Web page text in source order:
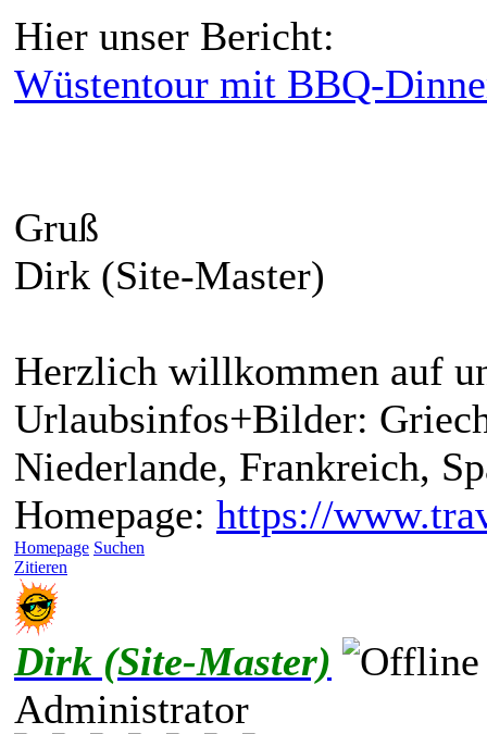
Hier unser Bericht:
Wüstentour mit BBQ-
Gruß
Dirk (Site-Master)
Herzlich willkommen auf
Urlaubsinfos+Bilder:
Niederlande, Frankreich,
Homepage: https://
Homepage Suchen
Zitieren
Dirk (Site-Master)
Administrator